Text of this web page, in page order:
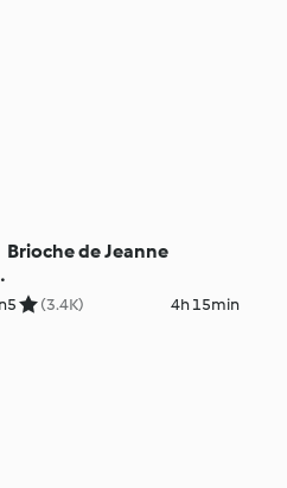
Brioche de Jeanne
5 (3.4K) 4h 15min